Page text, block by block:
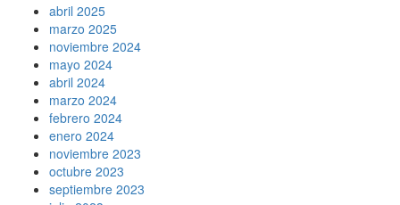
abril 2025
marzo 2025
noviembre 2024
mayo 2024
abril 2024
marzo 2024
febrero 2024
enero 2024
noviembre 2023
octubre 2023
septiembre 2023